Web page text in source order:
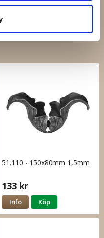
51.110 - 150x80mm 1,5mm
133 kr
Info Köp